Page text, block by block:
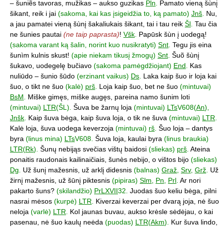
– šuniẽs tavoras, mužikas – aukso guzikas Pln. Pamato vieną šùnį
šikant, reik i jai (sakoma, kai kas įsigeidžia to, ką pamato) Jnš. Nu,
a jau pamatei vieną šùnį šakaliukais šikant, tai i tau reik Šl. Tau čia
ne šunies pautai (ne taip paprasta)! Všk. Papūsk šùn į uodegą!
(sakoma varant ką šalin, norint kuo nusikratyti) Snt. Tegu jis eina
šunìm kulnis skust! (apie niekam tikusį žmogų) Snt. Šuõ šùnį
šukavo, uodegelę bučiavo (sakoma pamėgdžiojant) End. Kas
nuliūdo – šunio šūdo (erzinant vaikus) Ds. Laka kaip šuo ir loja kai
šuo, o tikt ne šuo (kalė) prš. Loja kaip šuo, bet ne šuo (mintuvai)
BsM. Miške gimęs, miške augęs, pareina namo šunim loti
(mintuvai) LTR(ŠL). Šuva be žarnų loja (mintuvai) LTsV608(An),
Jnšk. Kaip šuva bėga, kaip šuva loja, o tik ne šuva (mintuvai) LTR.
Kalė loja, šuva uodega keverzoja (mintuvai) rš. Šuo loja – dantys
byra (linus mina) LTsV608. Šuva loja, kaulai byra (linus braukia)
LTR(Rk). Šunų nebijąs svečias vištų baidosi (sliekas) prš. Ateina
ponaitis raudonais kailinaičiais, šunès nebijo, o vištos bijo (sliekas)
Dg. Už šunį mažesnis, už arklį didesnis (balnas) Graž, Srv, Grž. Už
žirnį mažesnis, už šūnį piktesnis (pipiras) Slm, Pn, Prl. Ar nori
pakarto šuns? (skilandžio) PrLXVII32. Juodas šuo keliu bėga, pilni
nasrai mėsos (kurpė) LTR. Kiverzai keverzai per dvarą joja, nė šuo
neloja (varlė) LTR. Kol jaunas buvau, aukso krėsle sėdėjau, o kai
pasenau, nė šuo kaulų neėda (puodas) LTR(Akm). Kur šuva lindo,